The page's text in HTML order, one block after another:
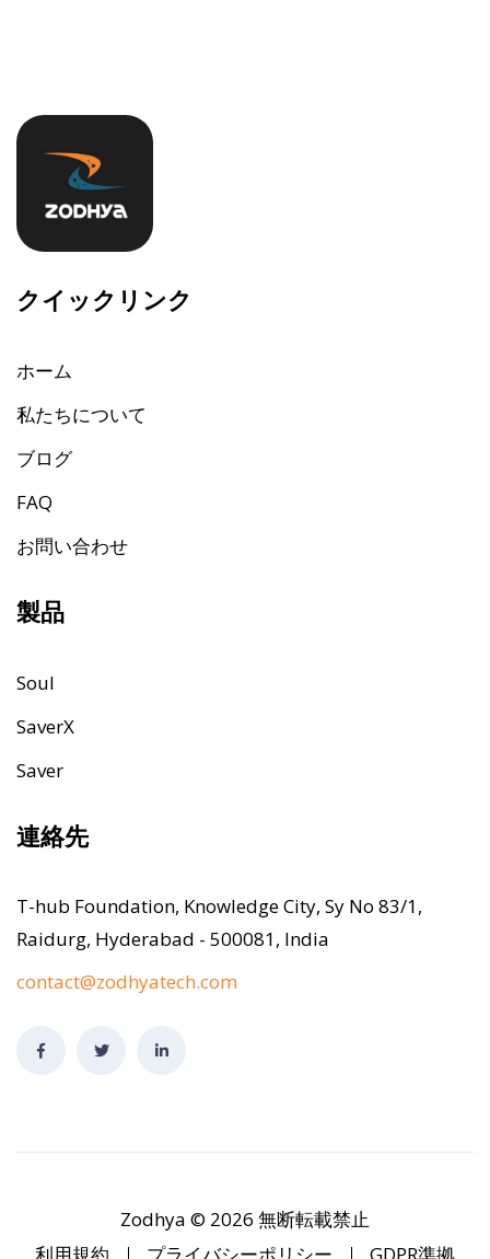
クイックリンク
ホーム
私たちについて
ブログ
FAQ
お問い合わせ
製品
Soul
SaverX
Saver
連絡先
T-hub Foundation, Knowledge City, Sy No 83/1,
Raidurg, Hyderabad - 500081, India
contact@zodhyatech.com
Zodhya © 2026 無断転載禁止